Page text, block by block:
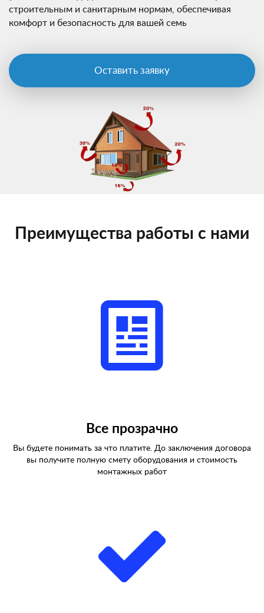
строительным и санитарным нормам, обеспечивая
комфорт и безопасность для вашей семь
Оставить заявку
Преимущества работы с нами
Все прозрачно
Вы будете понимать за что платите. До заключения договора
вы получите полную смету оборудования и стоимость
монтажных работ